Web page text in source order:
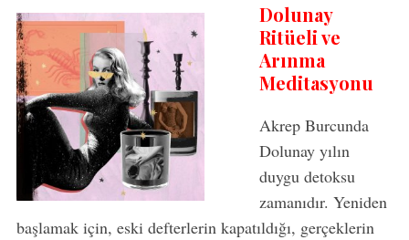
Dolunay
Ritüeli ve
Arınma
Meditasyonu
Akrep Burcunda
Dolunay yılın
duygu detoksu
zamanıdır. Yeniden
başlamak için, eski defterlerin kapatıldığı, gerçeklerin